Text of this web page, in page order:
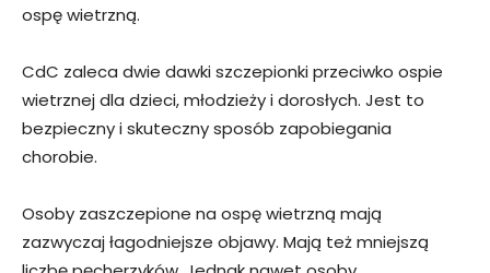
ospę wietrzną.
CdC zaleca dwie dawki szczepionki przeciwko ospie
wietrznej dla dzieci, młodzieży i dorosłych. Jest to
bezpieczny i skuteczny sposób zapobiegania
chorobie.
Osoby zaszczepione na ospę wietrzną mają
zazwyczaj łagodniejsze objawy. Mają też mniejszą